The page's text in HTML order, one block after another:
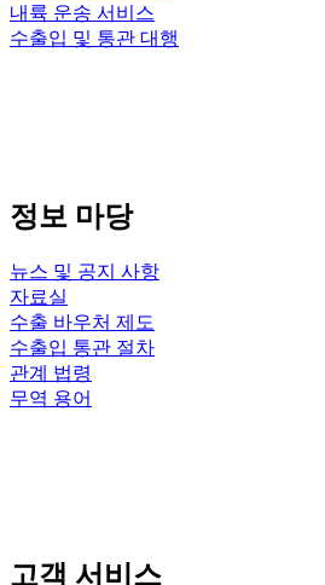
내륙 운송 서비스
수출입 및 통관 대행
정보 마당
뉴스 및 공지 사항
자료실
수출 바우처 제도
수출입 통관 절차
관계 법령
무역 용어
고객 서비스